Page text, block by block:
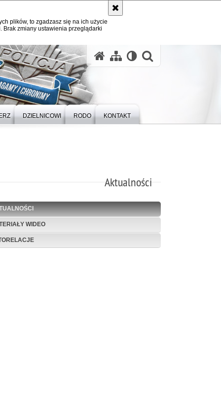
plików, to zgadzasz się na ich użycie
zmiany ustawienia przeglądarki
DZIELNICOWI RODO KONTAKT
Aktualności
WIDEO